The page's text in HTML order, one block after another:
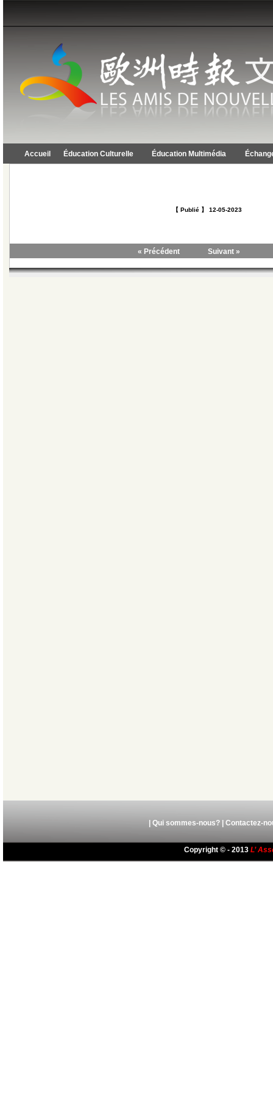
Accueil Éducation Culturelle Éducation Multimédia
【 Publié 】 12-05-2023
« Précédent Suivant »
Qui sommes-nous?| Contactez-
Copyright © - 2013 L’